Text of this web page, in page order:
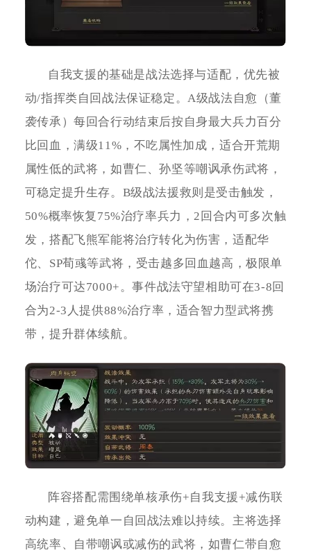
自我支援的基础是战法选择与适配，优先被
动/指挥类自回战法保证稳定。A级战法自愈（董
袭传承）每回合行动结束后按自身最大兵力百分
比回血，满级11%，不吃属性加成，适合开荒期
属性低的武将，如曹仁、孙坚等嘲讽承伤武将，
可稳定提升生存。B级战法援救则是受击触发，
50%概率恢复75%治疗率兵力，2回合内可多次触
发，搭配飞熊军能将治疗转化为伤害，适配华
佗、SP荀彧等武将，受击越多回血越高，极限单
场治疗可达7000+。事件战法守望相助可在3-8回
合为2-3人提供88%治疗率，适合智力型武将携
带，提升群体续航。
阵容搭配需围绕单核承伤+自我支援+减伤联
动构建，避免单一自回战法难以持续。主将选择
高统率、自带嘲讽或减伤的武将，如曹仁带自愈